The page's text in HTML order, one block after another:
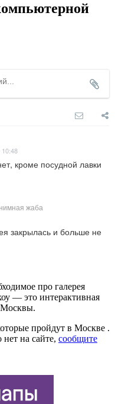
10:48
кроме посудной лавки
жаба
закрылась и больше не
про галерея
— это интерактивная
пройдут в Москве .
на сайте, сообщите